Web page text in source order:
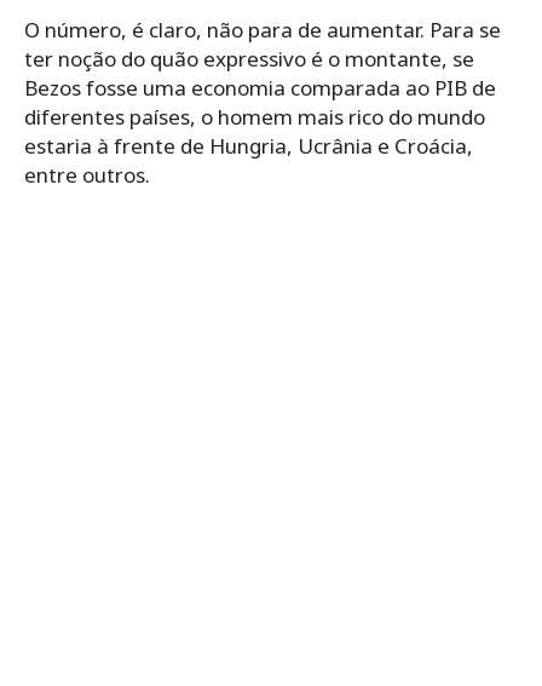
O número, é claro, não para de aumentar. Para se
ter noção do quão expressivo é o montante, se
Bezos fosse uma economia comparada ao PIB de
diferentes países, o homem mais rico do mundo
estaria à frente de Hungria, Ucrânia e Croácia,
entre outros.